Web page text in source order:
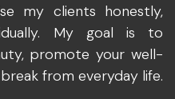
my clients honestly,
My goal is to
promote your well-
from everyday life.